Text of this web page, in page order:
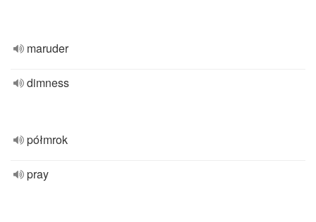
maruder
dimness
półmrok
pray